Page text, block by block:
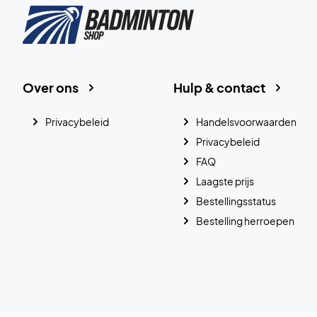
Hulp & contact
Handelsvoorwaarden
Privacybeleid
FAQ
Laagste prijs
Bestellingsstatus
Bestelling herroepen
Over ons
Privacybeleid